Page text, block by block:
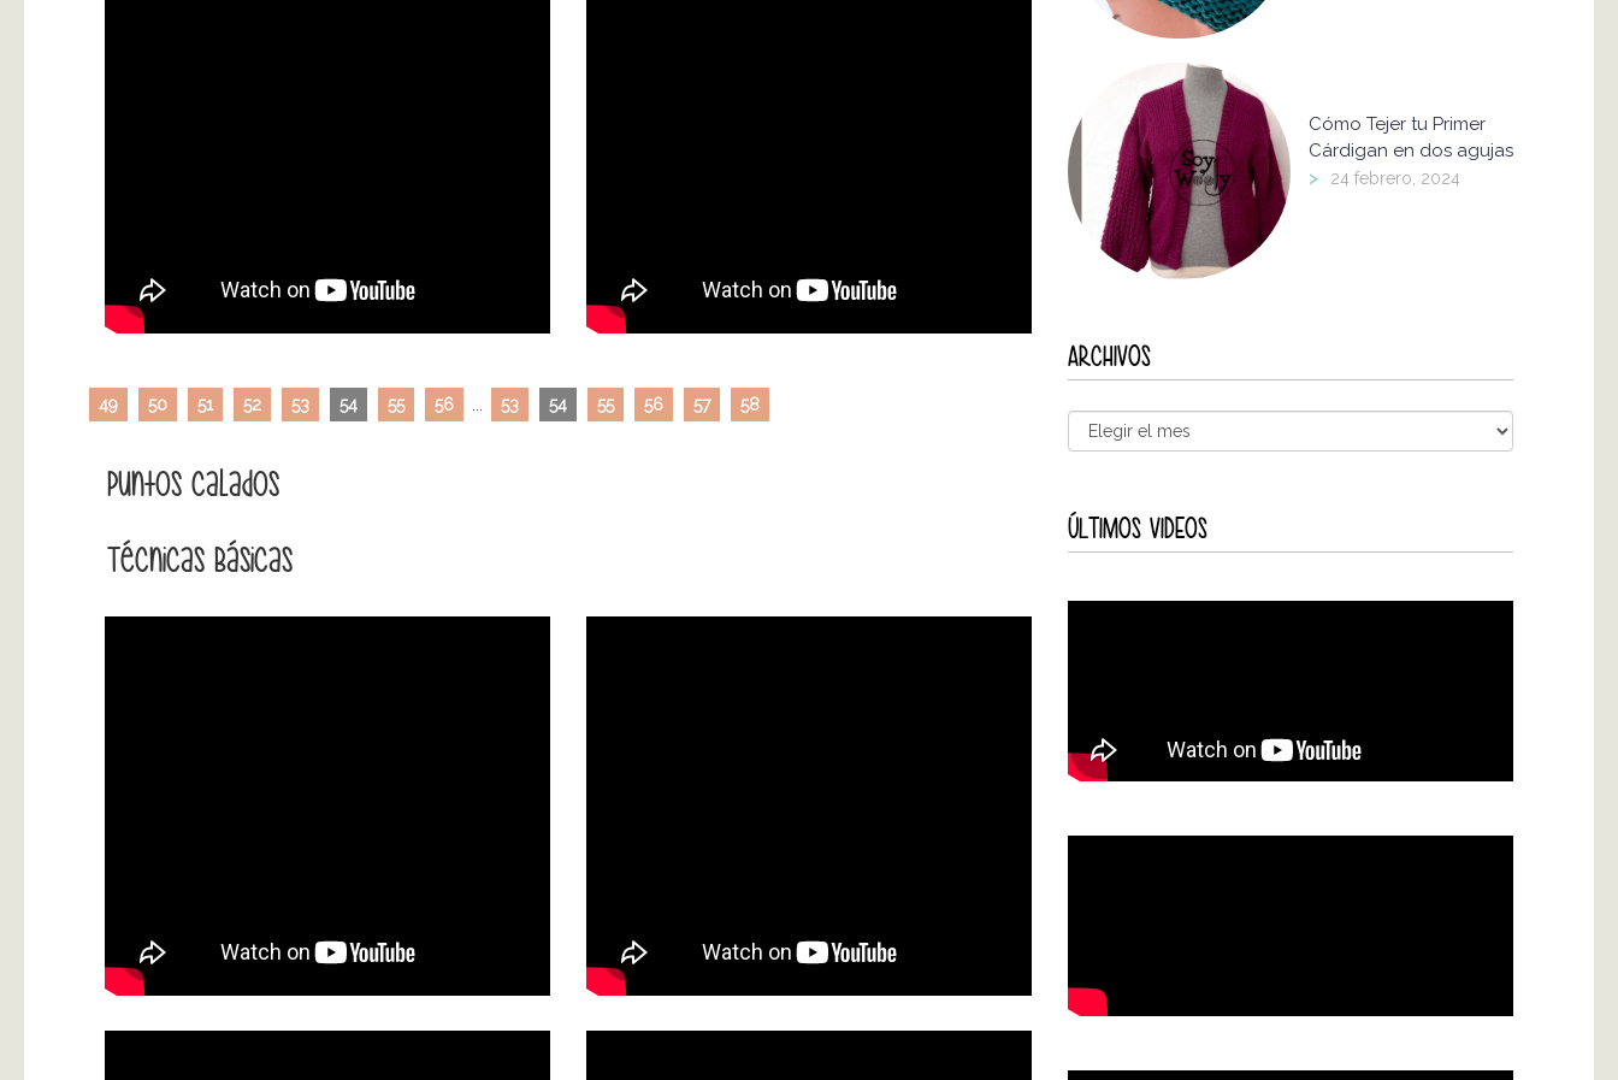
49 50 51 52 53 54 55 56 53 54 55 56 57 58
Puntos Calados
Técnicas Básicas
Cómo Tejer tu Primer
Cárdigan en dos agujas
> 24 febrero, 2024
ARCHIVOS
ÚLTIMOS VIDEOS